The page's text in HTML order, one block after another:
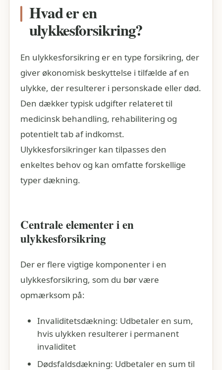
Hvad er en
ulykkesforsikring?
En ulykkesforsikring er en type forsikring, der
giver økonomisk beskyttelse i tilfælde af en
ulykke, der resulterer i personskade eller død.
Den dækker typisk udgifter relateret til
medicinsk behandling, rehabilitering og
potentielt tab af indkomst.
Ulykkesforsikringer kan tilpasses den
enkeltes behov og kan omfatte forskellige
typer dækning.
Centrale elementer i en
ulykkesforsikring
Der er flere vigtige komponenter i en
ulykkesforsikring, som du bør være
opmærksom på:
Invaliditetsdækning: Udbetaler en sum,
hvis ulykken resulterer i permanent
invaliditet
Dødsfaldsdækning: Udbetaler en sum til